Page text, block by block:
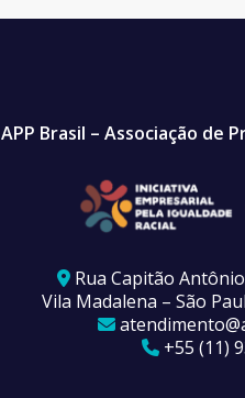
APP Brasil – Associação de
Rua Capitão
Vila Madalena – São
+55 (11)